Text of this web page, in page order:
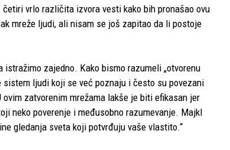
vrlo različita izvora vesti kako bih pronašao ovu
mreže ljudi, ali nisam se još zapitao da li postoje
zajedno. Kako bismo razumeli „otvorenu
ljudi koji se već poznaju i često su povezani
zatvorenim mrežama lakše je biti efikasan jer
neko poverenje i međusobno razumevanje. Majkl
gledanja sveta koji potvrđuju vaše vlastito.“